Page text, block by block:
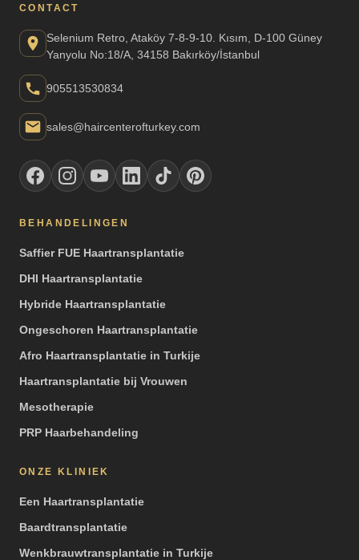
CONTACT
Selenium Retro, Ataköy 7-8-9-10. Kısım, D-100 Güney
Yanyolu No:18/A, 34158 Bakırköy/İstanbul
905513530834
sales@haircenterofturkey.com
BEHANDELINGEN
Saffier FUE Haartransplantatie
DHI Haartransplantatie
Hybride Haartransplantatie
Ongeschoren Haartransplantatie
Afro Haartransplantatie in Turkije
Haartransplantatie bij Vrouwen
Mesotherapie
PRP Haarbehandeling
ONZE KLINIEK
Een Haartransplantatie
Baardtransplantatie
Wenkbrauwtransplantatie in Turkije